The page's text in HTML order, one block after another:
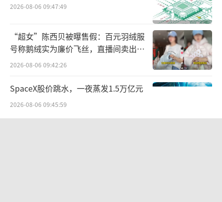
2024年3月，字节跳动麾下PICOHEART(S
G)PTE.LTD.成为昕原半导体股东。彼时，字节
跳动指出此举这是为了帮助推进昕原半导体在
虚拟现实头显设备方面的开发。
目前，昕原半导体的股东名单中共有两
家“字节系”企业——北京未来印记科技有限公
司、PICOHEART(SG)PTE.LTD.，两者分别位列
2026-08-06 09:47:49
“超女”陈西贝被曝售假：百元羽绒服
号称鹅绒实为廉价飞丝，直播间卖出超
百万元
2026-08-06 09:42:26
SpaceX股价跳水，一夜蒸发1.5万亿元
2026-08-06 09:45:59